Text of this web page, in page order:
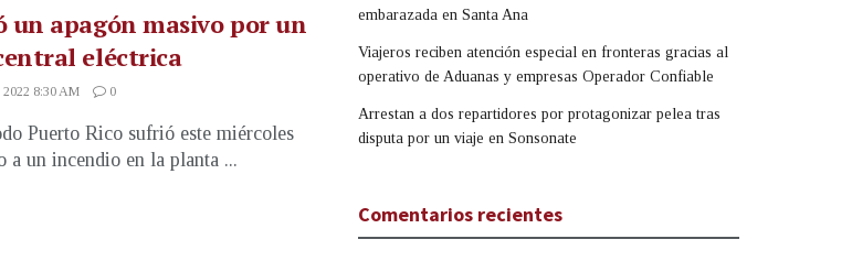
un apagón masivo por un
eléctrica
8:30 AM 0
Puerto Rico sufrió este miércoles
a un incendio en la planta ...
embarazada en Santa Ana
Viajeros reciben atención especial en fronteras gracias al
operativo de Aduanas y empresas Operador Confiable
Arrestan a dos repartidores por protagonizar pelea tras
disputa por un viaje en Sonsonate
Comentarios recientes